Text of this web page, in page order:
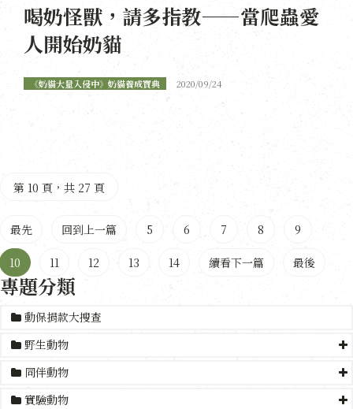
喝奶怪獸，請多指教——當爬蟲愛
人開始奶貓
《奶貓大量入侵中》奶貓養成寶典 2020/09/24
第 10 頁，共 27 頁
最先 回到上一篇 5 6 7 8 9
10 11 12 13 14 續看下一篇 最後
專題分類
動保捐款大搜查
野生動物
同伴動物
實驗動物